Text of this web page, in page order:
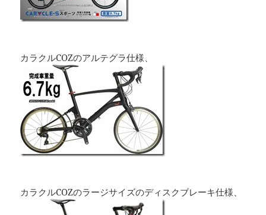
カラクルCOZのアルテグラ仕様、
カラクルCOZのラージサイズのディスクブレーキ仕様、